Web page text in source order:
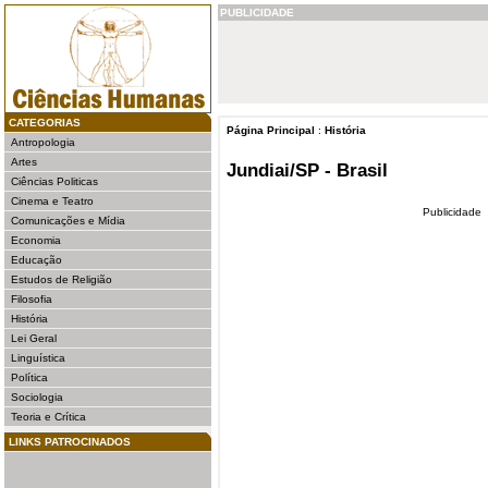
CATEGORIAS
Antropologia
Artes
Ciências Politicas
Cinema e Teatro
Comunicações e Mídia
Economia
Educação
Estudos de Religião
Filosofia
História
Lei Geral
Linguística
Política
Sociologia
Teoria e Crítica
LINKS PATROCINADOS
PUBLICIDADE
Página Principal : História
Jundiai/SP - Brasil
Publicidade